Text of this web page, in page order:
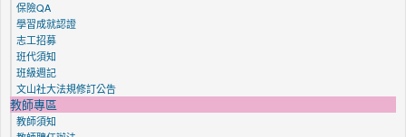
保險QA
學習成就認證
志工招募
班代須知
班級週記
文山社大法規修訂公告
教師專區
教師須知